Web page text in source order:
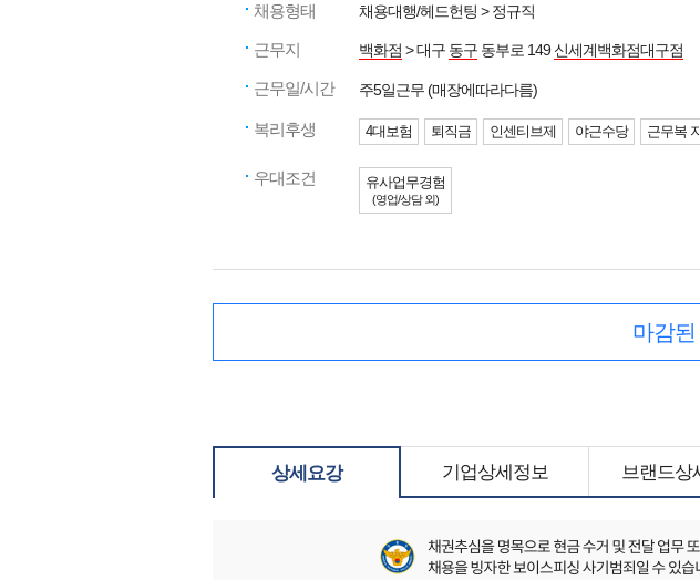
채용형태 채용대행/헤드헌팅 > 정규직
근무지 백화점 > 대구 동구 동부로 149신세계백화점대구점
근무일/시간 주5일근무 (매장에따라다름)
복리후생 4대보험 퇴직금 인센티브제 야근수당 근무복
우대조건 유사업무경험
(영업/상담 외)
마감
상세요강 기업상세정보 브랜드상